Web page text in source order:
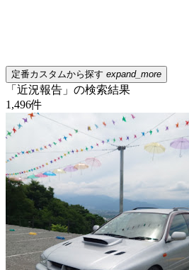
定番カスタムから探す expand_more
「近況報告」の検索結果
1,496件